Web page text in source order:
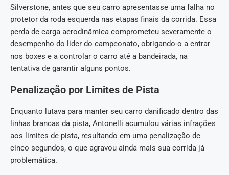
Silverstone, antes que seu carro apresentasse uma falha no
protetor da roda esquerda nas etapas finais da corrida. Essa
perda de carga aerodinâmica comprometeu severamente o
desempenho do líder do campeonato, obrigando-o a entrar
nos boxes e a controlar o carro até a bandeirada, na
tentativa de garantir alguns pontos.
Penalização por Limites de Pista
Enquanto lutava para manter seu carro danificado dentro das
linhas brancas da pista, Antonelli acumulou várias infrações
aos limites de pista, resultando em uma penalização de
cinco segundos, o que agravou ainda mais sua corrida já
problemática.